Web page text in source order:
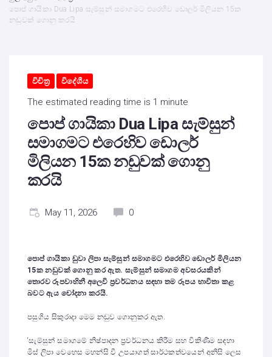
පොප් ගායිකා Dua Lipa සැම්සුන් සමාගමට එරෙහිව ඩොලර් මිලියන 15ක
නඩුවක් ගොනු කරයි
විචිත්‍ර විදේශීය
The estimated reading time is 1 minute
පොප් ගායිකා Dua Lipa සැම්සුන්
සමාගමට එරෙහිව ඩොලර්
මිලියන 15ක නඩුවක් ගොනු
කරයි
May 11, 2026 0
පොප් ගායිකා ඩුවා ලිපා සැම්සුන් සමාගමට එරෙහිව ඩොලර් මිලියන
15ක නඩුවක් ගොනු කර ඇත. සැම්සුන් සමාගම අවසරයකින්
තොරව රූපවාහිනී අලෙවි ප්‍රවර්ධනය සඳහා තම රූපය භාවිතා කළ
බවට ඇය චෝදනා කරයි.
පසුගිය සිකුරාදා මෙම නඩුව ගොනුකර ඇත.
‘සැම්සුන් සමාගමේ නිෂ්පාදන ප්‍රවර්ධනය කිරීම සහ විකිණීම සඳහා
මිස් ලිපා වෙහෙස මහන්සි වී උපයාගත් සාර්ථකත්වයෙන් අනිසි ලෙස